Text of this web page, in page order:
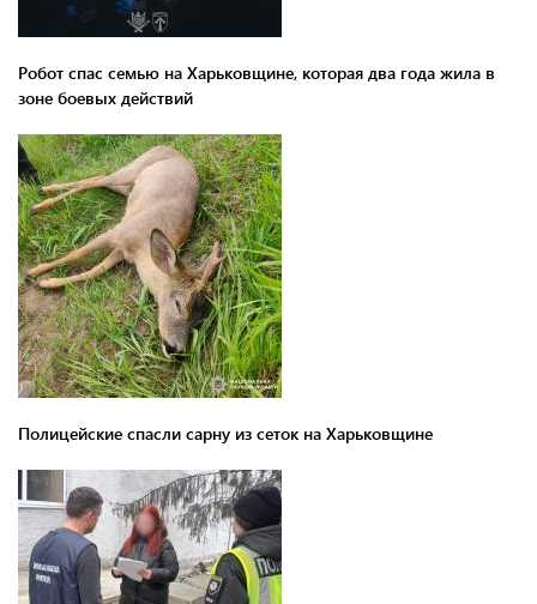
Робот спас семью на Харьковщине, которая два года жила в
зоне боевых действий
Полицейские спасли сарну из сеток на Харьковщине